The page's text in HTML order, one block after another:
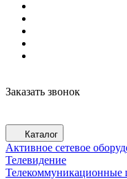
Заказать звонок
Каталог
Активное сетевое
Телевидение
Телекоммуникационные